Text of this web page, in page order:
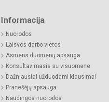
Informacija
Nuorodos
Laisvos darbo vietos
Asmens duomenų apsauga
Konsultavimasis su visuomene
Dažniausiai užduodami klausimai
Pranešėjų apsauga
Naudingos nuorodos